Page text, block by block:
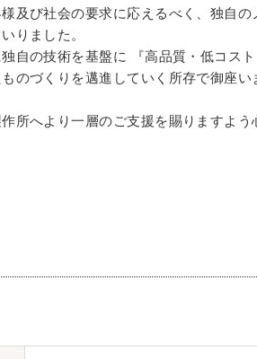
及び社会の要求に応えるべく、独自
りました。
自の技術を基盤に 『高品質・低コス
のづくりを邁進していく所存で御座い
所へより一層のご支援を賜りますよう